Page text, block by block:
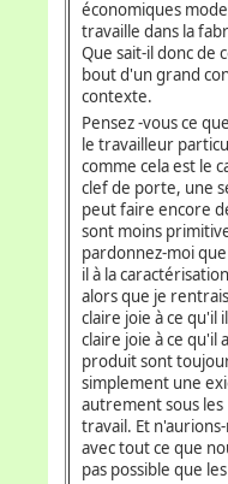
économiques
travaille dans la
Que sait-il donc de
bout d'un grand
contexte.
Pensez -vous ce
le travailleur
comme cela est le
clef de porte, une
peut faire encore
sont moins
pardonnez-moi
il à la
alors que je
claire joie à ce qu'il
claire joie à ce qu'il
produit sont
simplement une
autrement sous
travail. Et
avec tout ce que
pas possible que